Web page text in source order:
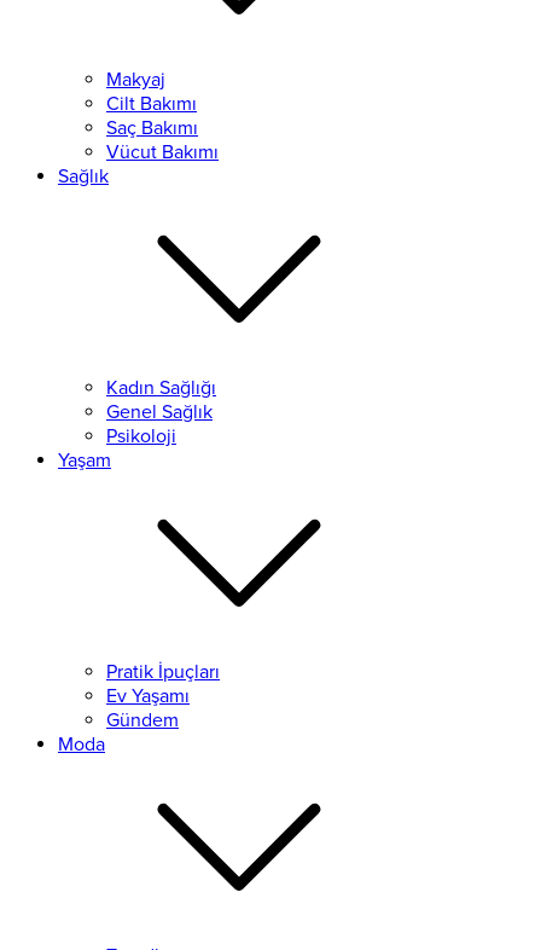
Makyaj
Cilt Bakımı
Saç Bakımı
Vücut Bakımı
Sağlık
Kadın Sağlığı
Genel Sağlık
Psikoloji
Yaşam
Pratik İpuçları
Ev Yaşamı
Gündem
Moda